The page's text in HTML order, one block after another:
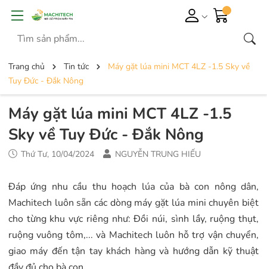
Trang chủ Tin tức
Máy gặt lúa mini MCT 4LZ -1.5 Sky về
Tuy Đức - Đắk Nông
Máy gặt lúa mini MCT 4LZ -1.5
Sky về Tuy Đức - Đắk Nông
Thứ Tư, 10/04/2024 NGUYỄN TRUNG HIẾU
Đáp ứng nhu cầu thu hoạch lúa của bà con nông dân,
Machitech luôn sẵn các dòng máy gặt lúa mini chuyên biệt
cho từng khu vực riêng như: Đồi núi, sình lầy, ruộng thụt,
ruộng vuông tôm,... và Machitech luôn hỗ trợ vận chuyển,
giao máy đến tận tay khách hàng và hướng dẫn kỹ thuật